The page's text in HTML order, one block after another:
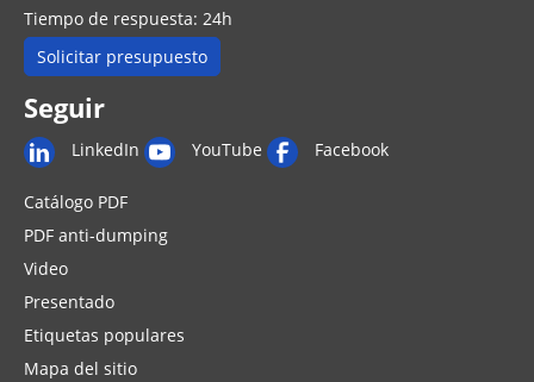
Tiempo de respuesta: 24h
Solicitar presupuesto
Seguir
LinkedIn YouTube Facebook
Catálogo PDF
PDF anti-dumping
Video
Presentado
Etiquetas populares
Mapa del sitio